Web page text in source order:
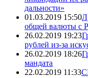
дальности»
01.03.2019 15:50
общей валюты с
26.02.2019 19:23
рублей из-за
26.02.2019 18:26
мандата
22.02.2019 11:33